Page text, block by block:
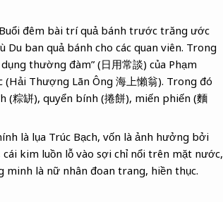
đêm bài trí quả bánh trước trăng ước
ban quả bánh cho các quan viên. Trong
thường đàm” (日用常談) của Phạm
(Hải Thượng Lãn Ông 海上懶翁). Trong đó
(粽缾), quyển bính (捲餅), miến phiến (麵
là lụa Trúc Bạch, vốn là ảnh hưởng bởi
kim luồn lỗ vào sợi chỉ nổi trên mặt nước,
minh là nữ nhân đoan trang, hiền thục.